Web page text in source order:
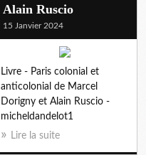
Alain Ruscio
15 Janvier 2024
Livre - Paris colonial et
anticolonial de Marcel
Dorigny et Alain Ruscio -
micheldandelot1
Lire la suite